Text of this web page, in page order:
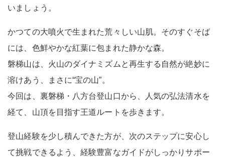
いましょう。
かつての大噴火で生まれた荒々しい山肌。そのすぐそば
には、色鮮やかな紅葉に包まれた静かな森。
磐梯山は、火山のダイナミズムと再生する自然が絶妙に
溶けあう、まさに“宝の山”。
今回は、裏磐梯・八方台登山口から、人気の弘法清水を
経て、山頂を目指す王道ルートを歩きます。
登山経験を少し積んできた方が、次のステップに安心し
て挑戦できるよう、経験豊富なガイドがしっかりサポー